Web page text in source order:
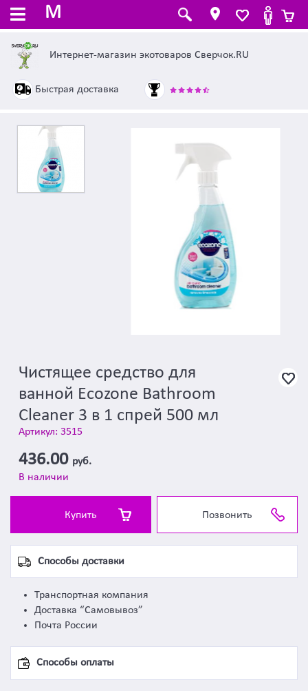
M
Интернет-магазин экотоваров Сверчок.RU
Быстрая доставка
Чистящее средство для
ванной Ecozone Bathroom
Cleaner 3 в 1 спрей 500 мл
Артикул: 3515
436.00 руб.
В наличии
Купить Позвонить
Способы доставки
Транспортная компания
Доставка “Самовывоз”
Почта России
Способы оплаты